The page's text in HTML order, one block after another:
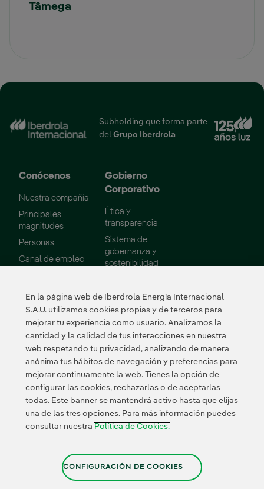
Tâmega
Subholding que forma parte
del Grupo IberdrolaEnlace externo, se
Conócenos
Nuestra compañía
Principales
magnitudes
Personas
Canal de empleoEnlace externo, se abre en ventana nueva.
Gobierno
Corporativo
Ética y
transparencia
Sistema de
gobernanza y
sostenibilidad
Administración
Informes
Sostenibilidad
Nuestros
Medio ambiente
Innovación
Proveedores
Portal de Proveedor
En la página web de Iberdrola Energía Internacional
S.A.U. utilizamos cookies propias y de terceros para
mejorar tu experiencia como usuario. Analizamos la
cantidad y la calidad de tus interacciones en nuestra
web respetando tu privacidad, analizando de manera
anónima tus hábitos de navegación y preferencias para
mejorar continuamente la web. Tienes la opción de
configurar las cookies, rechazarlas o de aceptarlas
todas. Este banner se mantendrá activo hasta que elijas
una de las tres opciones. Para más información puedes
consultar nuestra Política de Cookies.Enlace
se
abre
en
CONFIGURACIÓN DE COOKIES